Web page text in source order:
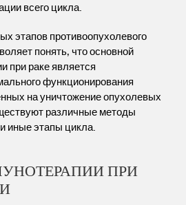
всего цикла.
этапов противоопухолевого
понять, что основной
при раке является
функционирования
на уничтожение опухолевых
различные методы
иные этапы цикла.
ПРИ